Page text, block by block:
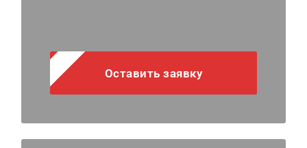
Оставить заявку